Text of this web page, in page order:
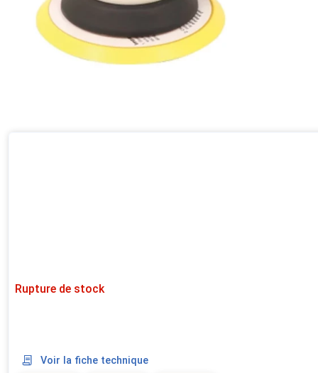
Rupture de stock
Voir la fiche technique